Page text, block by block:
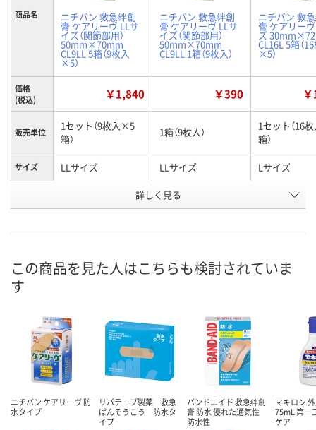
商品名 ニチバン 救急絆創
膏 ケアリーヴ LLサ
イズ（関節部用）
50mm×70mm
CL9LL 5箱（9枚入
×5）
ニチバン 救急絆創
膏 ケアリーヴ LLサ
イズ（関節部用）
50mm×70mm
CL9LL 1箱（9枚入）
ニチバン 救
膏 ケアリー
ズ
CL16L 5箱（
×5）
価格
(税込)
￥1,840 ￥390
販売単位
1セット（9枚入×5
箱）
1箱（9枚入）
1セット（16
箱）
サイズ LLサイズ LLサイズ Lサイズ
8124855 P673016
8月12日（水）
カゴへ カゴへ カ
詳しく見る
この商品を見た人はこちらも検討されていま
す
ニチバン ケアリーヴ 防
水タイプ
リバテープ製薬 救急
ばんそうこう 防水タ
イプ
バンドエイド 救急絆創
膏 防水 優れた通気性
防水性
マキロン
75mL 第一
ケア